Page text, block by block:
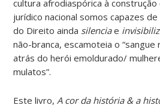
cultura afrodiaspórica à
jurídico na­cional somos capazes
do Direito ainda silenciae
não-branca, escamoteia o
atrás do herói emoldurado/
mulatos”.
Este livro, A cor da história & a